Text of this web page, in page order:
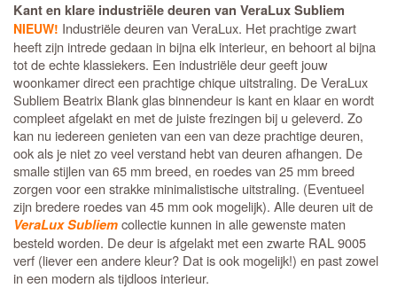
Kant en klare industriële deuren van VeraLux Subliem
NIEUW! Industriële deuren van VeraLux. Het prachtige zwart
heeft zijn intrede gedaan in bijna elk interieur, en behoort al bijna
tot de echte klassiekers. Een industriële deur geeft jouw
woonkamer direct een prachtige chique uitstraling. De VeraLux
Subliem Beatrix Blank glas binnendeur is kant en klaar en wordt
compleet afgelakt en met de juiste frezingen bij u geleverd. Zo
kan nu iedereen genieten van een van deze prachtige deuren,
ook als je niet zo veel verstand hebt van deuren afhangen. De
smalle stijlen van 65 mm breed, en roedes van 25 mm breed
zorgen voor een strakke minimalistische uitstraling. (Eventueel
zijn bredere roedes van 45 mm ook mogelijk). Alle deuren uit de
VeraLux Subliemcollectie kunnen in alle gewenste maten
besteld worden. De deur is afgelakt met een zwarte RAL 9005
verf (liever een andere kleur? Dat is ook mogelijk!) en past zowel
in een modern als tijdloos interieur.